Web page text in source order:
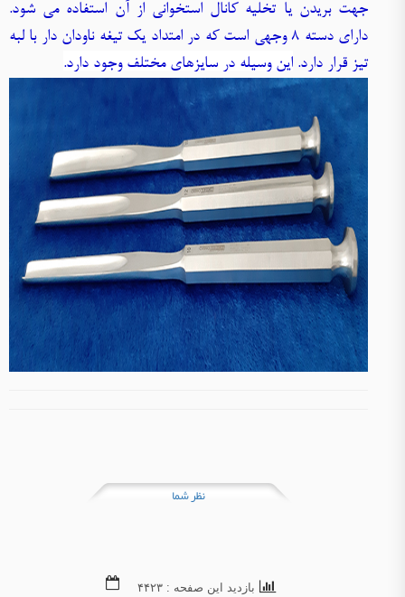
جهت بریدن یا تخلیه کانال استخوانی از آن استفاده می شود.
دارای دسته 8 وجهی است که در امتداد یک تیغه ناودان دار با لبه
تیز قرار دارد. این وسیله در سایزهای مختلف وجود دارد.
نظر شما
بازدید این صفحه : ۴۴۲۳